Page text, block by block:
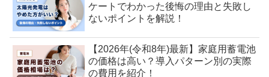
ケートでわかった後悔の理由と失敗し
ないポイントを解説！
【2026年(令和8年)最新】家庭用蓄電池
の価格は高い？導入パターン別の実際
の費用を紹介！